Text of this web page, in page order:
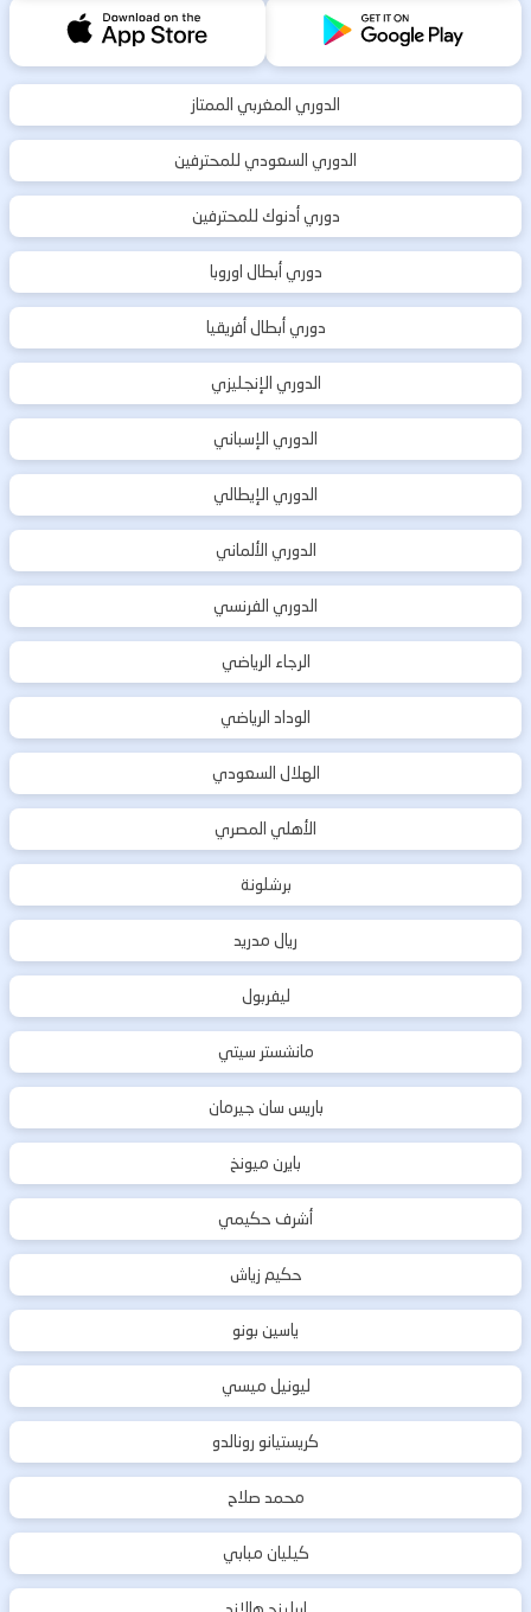
الدوري المغربي الممتاز
الدوري السعودي للمحترفين
دوري أدنوك للمحترفين
دوري أبطال اوروبا
دوري أبطال أفريقيا
الدوري الإنجليزي
الدوري الإسباني
الدوري الإيطالي
الدوري الألماني
الدوري الفرنسي
الرجاء الرياضي
الوداد الرياضي
الهلال السعودي
الأهلي المصري
برشلونة
ريال مدريد
ليفربول
مانشستر سيتي
باريس سان جيرمان
بايرن ميونخ
أشرف حكيمي
حكيم زياش
ياسين بونو
ليونيل ميسي
كريستيانو رونالدو
محمد صلاح
كيليان مبابي